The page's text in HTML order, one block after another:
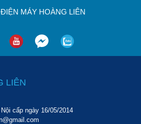
ĐIỆN MÁY HOÀNG LIÊN
LIÊN
cấp ngày 16/05/2014